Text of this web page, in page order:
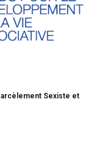
Sexiste et